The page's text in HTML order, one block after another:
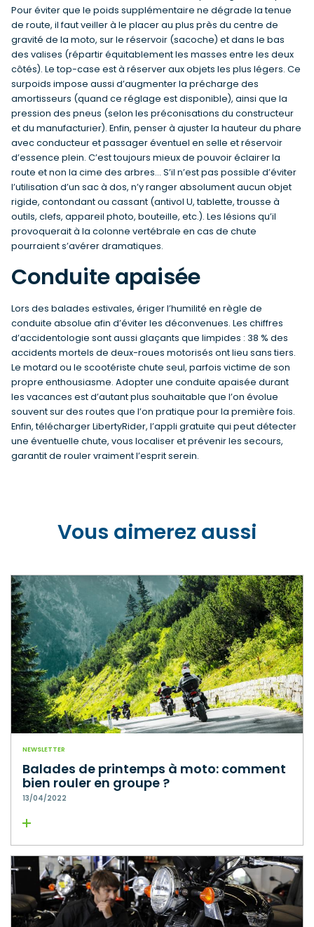
Pour éviter que le poids supplémentaire ne dégrade la tenue
de route, il faut veiller à le placer au plus près du centre de
gravité de la moto, sur le réservoir (sacoche) et dans le bas
des valises (répartir équitablement les masses entre les deux
côtés). Le top-case est à réserver aux objets les plus légers. Ce
surpoids impose aussi d’augmenter la précharge des
amortisseurs (quand ce réglage est disponible), ainsi que la
pression des pneus (selon les préconisations du constructeur
et du manufacturier). Enfin, penser à ajuster la hauteur du phare
avec conducteur et passager éventuel en selle et réservoir
d’essence plein. C’est toujours mieux de pouvoir éclairer la
route et non la cime des arbres… S’il n’est pas possible d’éviter
l’utilisation d’un sac à dos, n’y ranger absolument aucun objet
rigide, contondant ou cassant (antivol U, tablette, trousse à
outils, clefs, appareil photo, bouteille, etc.). Les lésions qu’il
provoquerait à la colonne vertébrale en cas de chute
pourraient s’avérer dramatiques.
Conduite apaisée
Lors des balades estivales, ériger l’humilité en règle de
conduite absolue afin d’éviter les déconvenues. Les chiffres
d’accidentologie sont aussi glaçants que limpides : 38 % des
accidents mortels de deux-roues motorisés ont lieu sans tiers.
Le motard ou le scootériste chute seul, parfois victime de son
propre enthousiasme. Adopter une conduite apaisée durant
les vacances est d’autant plus souhaitable que l’on évolue
souvent sur des routes que l’on pratique pour la première fois.
Enfin, télécharger LibertyRider, l’appli gratuite qui peut détecter
une éventuelle chute, vous localiser et prévenir les secours,
garantit de rouler vraiment l’esprit serein.
Vous aimerez aussi
NEWSLETTER
Balades de printemps à moto: comment
bien rouler en groupe ?
13/04/2022
Lire la suite